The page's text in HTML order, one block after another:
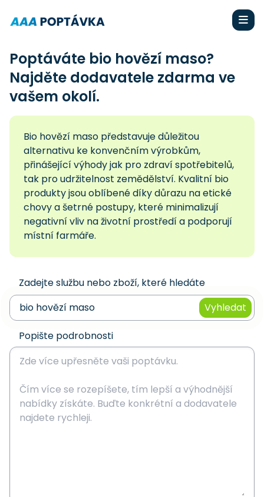
Poptáváte bio hovězí maso?
Najděte dodavatele zdarma ve
vašem okolí.
Bio hovězí maso představuje důležitou
alternativu ke konvenčním výrobkům,
přinášející výhody jak pro zdraví spotřebitelů,
tak pro udržitelnost zemědělství. Kvalitní bio
produkty jsou oblíbené díky důrazu na etické
chovy a šetrné postupy, které minimalizují
negativní vliv na životní prostředí a podporují
místní farmáře.
Zadejte službu nebo zboží, které hledáte
Vyhledat
Popište podrobnosti